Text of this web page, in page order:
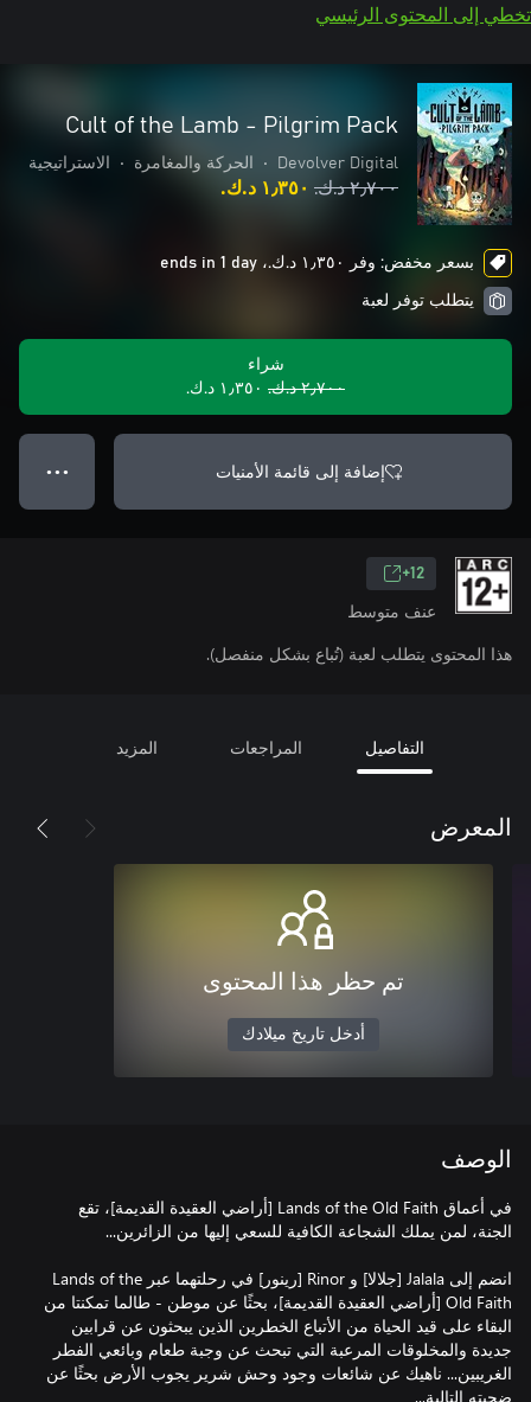
تخطي إلى المحتوى الرئيسي
Cult of the Lamb - Pilgrim Pack
Devolver Digital
• الحركة والمغامرة • الاستراتيجية
٢٫٧٠٠ د.ك.‏ ١٫٣٥٠ د.ك.‏
بسعر مخفض: وفر ١٫٣٥٠ د.ك.‏، ends in 1 day
يتطلب توفر لعبة
شراء
٢٫٧٠٠ د.ك.‏
١٫٣٥٠ د.ك.‏
إضافة إلى قائمة الأمنيات ● ● ●
12+
عنف متوسط
هذا المحتوى يتطلب لعبة (تُباع بشكل منفصل).
التفاصيل المراجعات المزيد
المعرض
تم حظر هذا المحتوى
أدخل تاريخ ميلادك
الوصف
في أعماق Lands of the Old Faith [أراضي العقيدة القديمة]، تقع
انضم إلى Jalala [جلالا] و Rinor [رينور] في رحلتهما عبر Lands of the
Old Faith [أراضي العقيدة القديمة]، بحثًا عن موطن - طالما تمكنتا من
البقاء على قيد الحياة من الأتباع الخطرين الذين يبحثون عن قرابين
جديدة والمخلوقات المرعبة التي تبحث عن وجبة طعام وبائعي الفطر
الغريبين... ناهيك عن شائعات وجود وحش شرير يجوب الأرض بحثًا عن